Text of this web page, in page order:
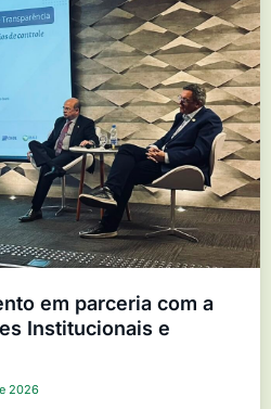
em parceria com a
Institucionais e
2026